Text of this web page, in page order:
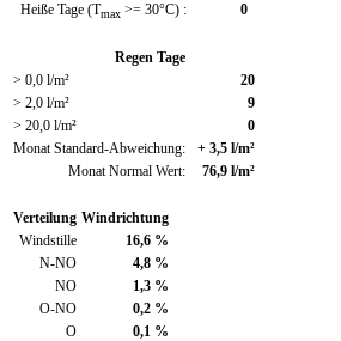
Heiße Tage (Tmax >= 30°C) : 0
Regen Tage
> 0,0 l/m²
20
> 2,0 l/m²
9
> 20,0 l/m²
0
Monat Standard-Abweichung:
+ 3,5 l/m²
Monat Normal Wert:
76,9 l/m²
Verteilung Windrichtung
Windstille
16,6 %
N-NO
4,8 %
NO
1,3 %
O-NO
0,2 %
O
0,1 %